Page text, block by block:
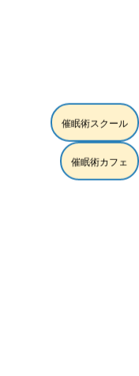
催眠術スクール
催眠術カフェ